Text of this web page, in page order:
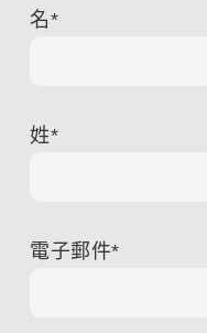
名*
姓*
電子郵件*